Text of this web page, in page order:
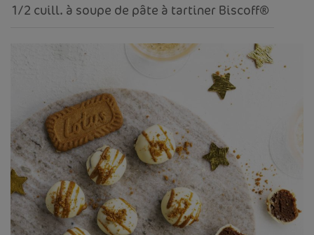
1/2 cuill. à soupe de pâte à tartiner Biscoff®